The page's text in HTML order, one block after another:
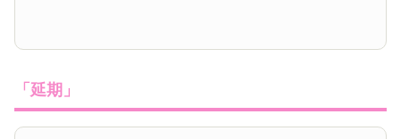
「延期」